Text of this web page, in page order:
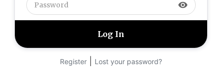
visibility
Register Lost your password?